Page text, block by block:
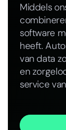
Middels
software
heeft.
van data
en
service